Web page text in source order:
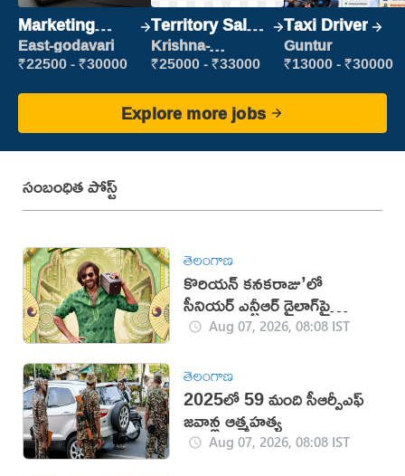
Marketing
Executive
East-godavari
₹22500 - ₹30000
Territory Sales
Manager
Krishna-
vijayawada
₹25000 - ₹33000
Taxi Driver
Guntur
₹13000 - ₹30000
Explore more jobs
సంబంధిత పోస్ట్
తెలంగాణ
కొరియన్ కనకరాజు’లో
సీనియర్ ఎన్టీఆర్ డైలాగ్‌పై
వివాదం!
Aug 07, 2026, 08:08 IST
తెలంగాణ
2025లో 59 మంది సీఆర్పీఎఫ్
జ‌వాన్ల ఆత్మ‌హ‌త్య
Aug 07, 2026, 08:08 IST